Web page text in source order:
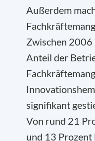
Außerdem
Zwischen
Anteil der
signifikant
Von rund 21
und 13 Prozent